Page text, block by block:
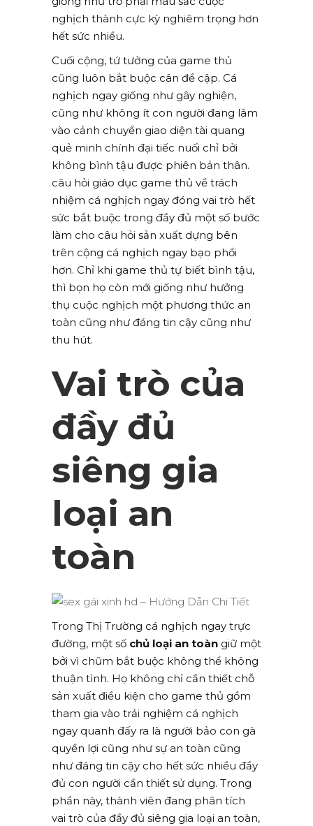
nghịch thành cực kỳ nghiêm trọng hơn
hết sức nhiều.
Cuối cộng, tứ tưởng của game thủ
cũng luôn bắt buộc cân đề cập. Cá
nghịch ngay giống như gây nghiện,
cũng như không ít con người đang lâm
vào cảnh chuyển giao diện tài quang
quẻ minh chính đại tiếc nuối chỉ bởi
không bình tậu được phiên bản thân.
câu hỏi giáo dục game thủ về trách
nhiệm cá nghịch ngay đóng vai trò hết
sức bắt buộc trong đầy đủ một số bước
làm cho câu hỏi sản xuất dựng bên
trên cộng cá nghịch ngay bạo phổi
hơn. Chỉ khi game thủ tự biết bình tậu,
thì bọn họ còn mới giống như hưởng
thụ cuộc nghịch một phương thức an
toàn cũng như đáng tin cậy cũng như
thu hút.
Vai trò của
đầy đủ
siêng gia
loại an
toàn
Trong Thị Trường cá nghịch ngay trực
đường, một số chủ loại an toàn giữ một
bởi vì chũm bắt buộc không thể không
thuận tình. Họ không chỉ cần thiết chỗ
sản xuất điều kiện cho game thủ gồm
tham gia vào trải nghiệm cá nghịch
ngay quanh đấy ra là người bảo con gà
quyền lợi cũng như sự an toàn cũng
như đáng tin cậy cho hết sức nhiều đầy
đủ con người cần thiết sử dụng. Trong
phần này, thành viên đang phân tích
vai trò của đầy đủ siêng gia loại an toàn,